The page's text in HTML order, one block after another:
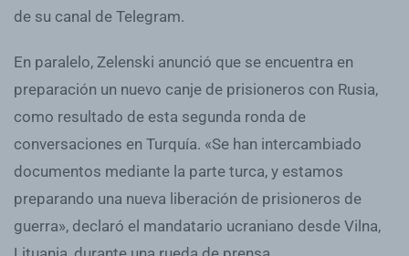
de su canal de Telegram.
En paralelo, Zelenski anunció que se encuentra en
preparación un nuevo canje de prisioneros con Rusia,
como resultado de esta segunda ronda de
conversaciones en Turquía. «Se han intercambiado
documentos mediante la parte turca, y estamos
preparando una nueva liberación de prisioneros de
guerra», declaró el mandatario ucraniano desde Vilna,